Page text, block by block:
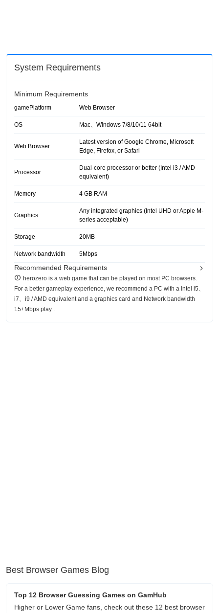
System Requirements
Minimum Requirements
gamePlatform Web Browser
OS Mac、Windows 7/8/10/11 64bit
Web Browser
Latest version of Google Chrome, Microsoft
Edge, Firefox, or Safari
Processor
Dual-core processor or better (Intel i3 / AMD
equivalent)
Memory 4 GB RAM
Graphics
Any integrated graphics (Intel UHD or Apple M-
series acceptable)
Storage 20MB
Network bandwidth 5Mbps
Recommended Requirements
herozero is a web game that can be played on most PC browsers.
For a better gameplay experience, we recommend a PC with a Intel i5、
i7、i9 / AMD equivalent and a graphics card and Network bandwidth
15+Mbps play .
Best Browser Games Blog
Top 12 Browser Guessing Games on GamHub
Higher or Lower Game fans, check out these 12 best browser